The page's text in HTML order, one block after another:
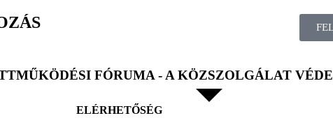
FÓRUMA - A KÖZSZOLGÁLAT
ELÉRHETŐSÉG